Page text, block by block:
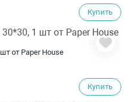
Купить
от Paper House
Купить